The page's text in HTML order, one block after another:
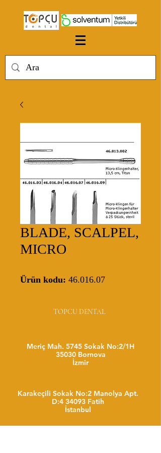
BLADE, SCALPEL,
MICRO
Ürün kodu: 46.016.07
TOPCU DENTAL
Meriç Mah. 5745 Sokak No:2/1H
35030 Bornova
İzmir
Karakeçili Sokak No:2 Manolya Apt.
D:4 34093 Fatih
İstanbul